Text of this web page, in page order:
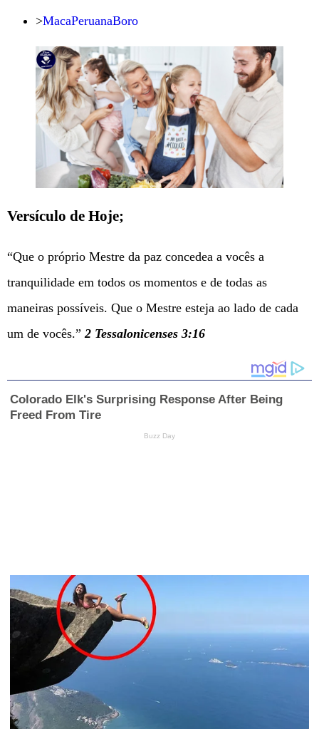
>MacaPeruanaBoro
Versículo de Hoje;
“Que o próprio Mestre da paz concedea a vocês a
tranquilidade em todos os momentos e de todas as
maneiras possíveis. Que o Mestre esteja ao lado de cada
um de vocês.”2 Tessalonicenses 3:16